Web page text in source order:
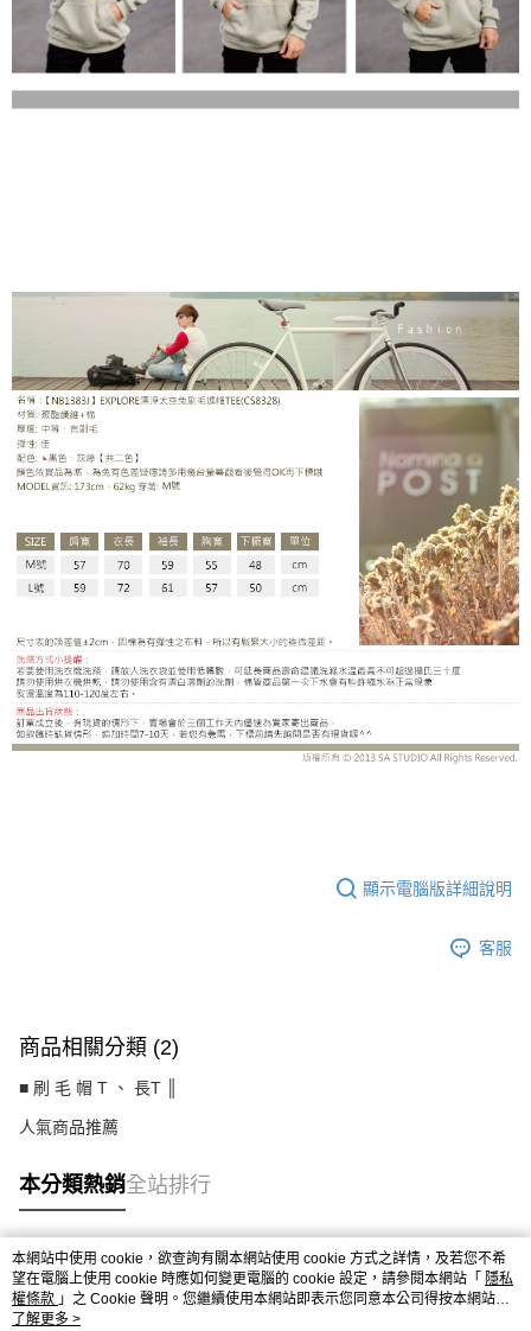
顯示電腦版詳細說明
客服
商品相關分類 (2)
■ 刷 毛 帽 T 、 長T ║
人氣商品推薦
本分類熱銷全站排行
熱門標籤
本網站中使用 cookie，欲查詢有關本網站使用 cookie 方式之詳情，及若您不希
望在電腦上使用 cookie 時應如何變更電腦的 cookie 設定，請參閱本網站「 隱私
權條款 」之 Cookie 聲明。您繼續使用本網站即表示您同意本公司得按本網站使
用條款之 Cookie 聲明使用 cookie。
了解更多 >